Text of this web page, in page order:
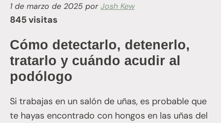
1 de marzo de 2025 porJosh Kew
845 visitas
Cómo detectarlo, detenerlo,
tratarlo y cuándo acudir al
podólogo
Si trabajas en un salón de uñas, es probable que
te hayas encontrado con hongos en las uñas del